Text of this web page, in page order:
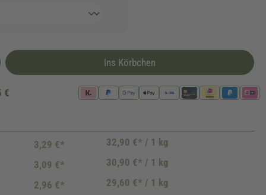
Ins Körbchen
€
3,29 €*
32,90 €* / 1 kg
3,09 €*
30,90 €* / 1 kg
2,96 €*
29,60 €* / 1 kg